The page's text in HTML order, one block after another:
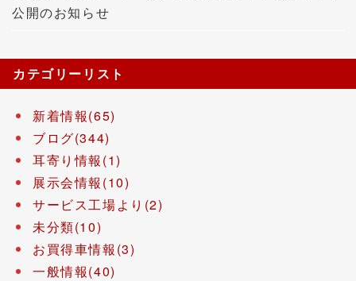
公開のお知らせ
カテゴリーリスト
新着情報(65)
ブログ(344)
耳寄り情報(1)
展示会情報(10)
サービス工場より(2)
未分類(10)
お買得車情報(3)
一般情報(40)